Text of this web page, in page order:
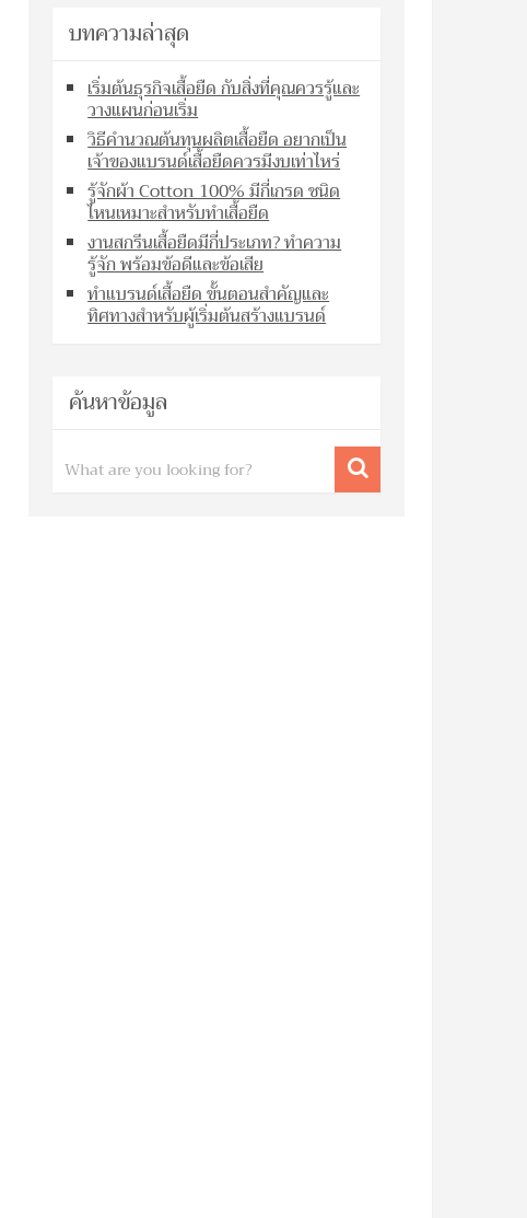
บทความล่าสุด
เริ่มต้นธุรกิจเสื้อยืด กับสิ่งที่คุณควรรู้และ
วางแผนก่อนเริ่ม
วิธีคำนวณต้นทุนผลิตเสื้อยืด อยากเป็น
เจ้าของแบรนด์เสื้อยืดควรมีงบเท่าไหร่
รู้จักผ้า Cotton 100% มีกี่เกรด ชนิด
ไหนเหมาะสำหรับทำเสื้อยืด
งานสกรีนเสื้อยืดมีกี่ประเภท? ทำความ
รู้จัก พร้อมข้อดีและข้อเสีย
ทำแบรนด์เสื้อยืด ขั้นตอนสำคัญและ
ทิศทางสำหรับผู้เริ่มต้นสร้างแบรนด์
ค้นหาข้อมูล